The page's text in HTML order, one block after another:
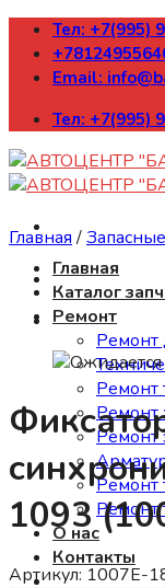
Skip
content
Тел: +7(995)
Email:
Тел: +7(995)
Главная
Каталог
Ремонт
Ремонт
Ремонт
Ремонт
Ремонт
Ремонт
Ремонт
О нас
Контакты
Главная /
1093
Артикул: 1007E-